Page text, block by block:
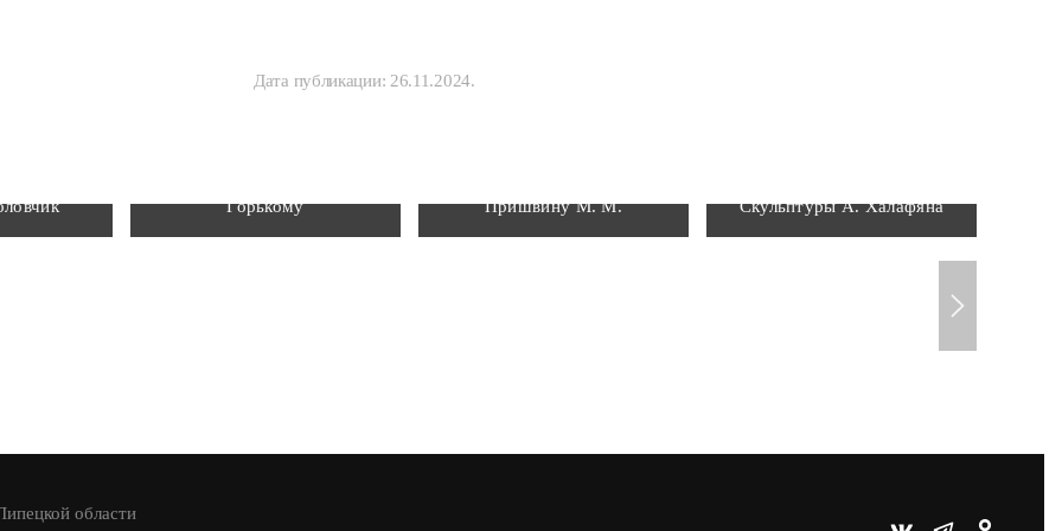
Дата публикации: 26.11.2024.
Горькому
Пришвину М. М.
Скульптуры А. Халафяна
области